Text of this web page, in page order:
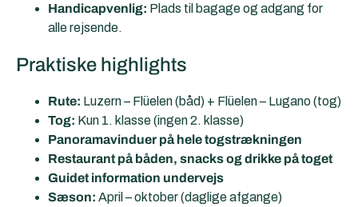
Handicapvenlig: Plads til bagage og adgang for
alle rejsende.
Praktiske highlights
Rute: Luzern – Flüelen (båd) + Flüelen – Lugano (tog)
Tog: Kun 1. klasse (ingen 2. klasse)
Panoramavinduer på hele togstrækningen
Restaurant på båden, snacks og drikke på toget
Guidet information undervejs
Sæson: April – oktober (daglige afgange)